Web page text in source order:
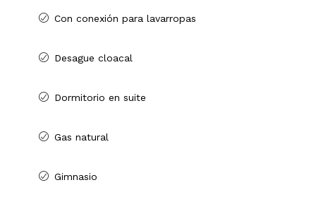
Con conexión para lavarropas
Desague cloacal
Dormitorio en suite
Gas natural
Gimnasio